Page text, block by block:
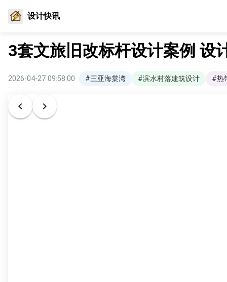
设计快讯
3套文旅旧改标杆设计案例 设
2026-04-27 09:58:00 #三亚海棠湾 #滨水村落建筑设计 #热